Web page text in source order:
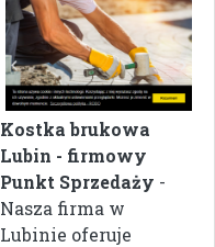
Kostka brukowa
Lubin - firmowy
Punkt Sprzedaży -
Nasza firma w
Lubinie oferuje